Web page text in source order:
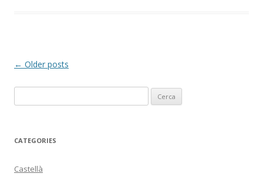
Post
← Older posts
e
c
:
CATEGORIES
Castellà